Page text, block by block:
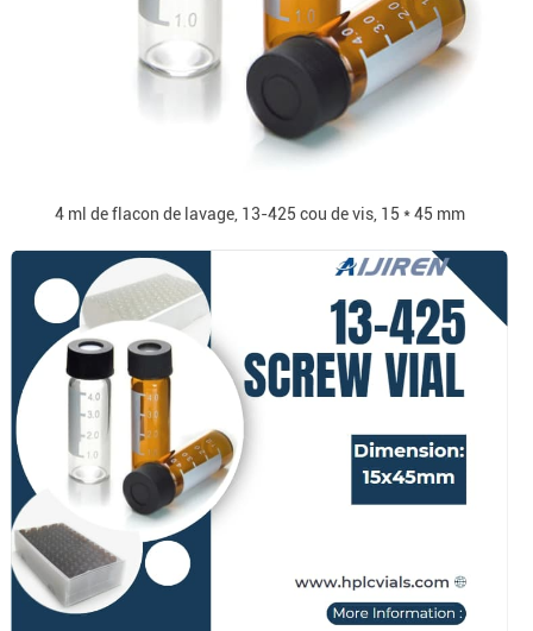
4 ml de flacon de lavage, 13-425 cou de vis, 15 * 45 mm